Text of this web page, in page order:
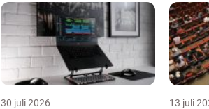
30 juli 2026 13 juli